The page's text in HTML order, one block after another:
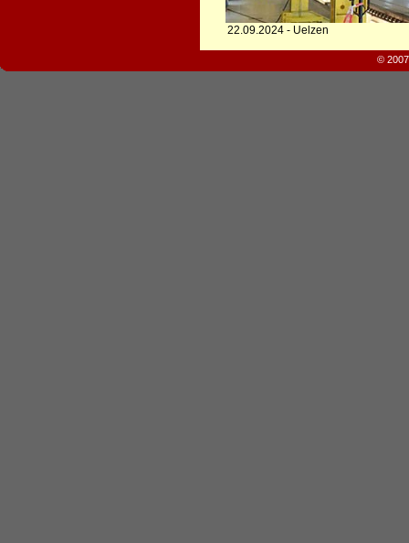
22.09.2024 - Uelzen
©